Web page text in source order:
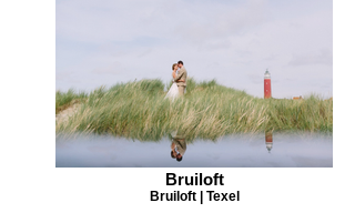
Bruiloft
Bruiloft | Texel